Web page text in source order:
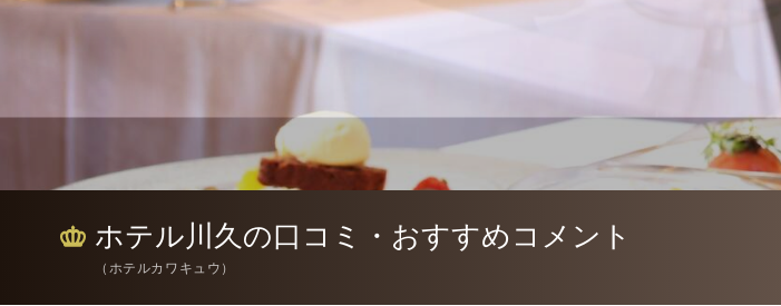
ホテル川久の口コミ・おすすめコメント
（ ホテルカワキュウ ）